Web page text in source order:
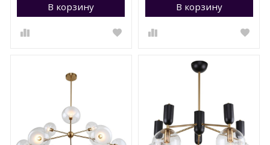
В корзину Перейти в корзину
В корзину